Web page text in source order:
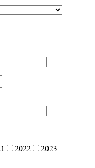
2022 2023